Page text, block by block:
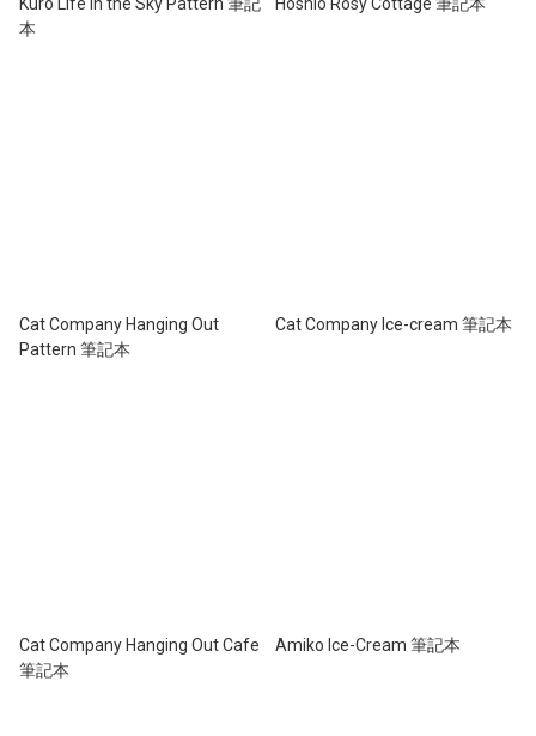
本
Cat Company Hanging Out
Pattern 筆記本
Cat Company Ice-cream 筆記本
Cat Company Hanging Out Cafe
筆記本
Amiko Ice-Cream 筆記本